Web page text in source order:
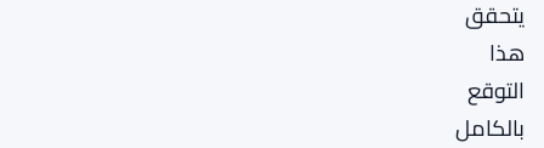
يتحقق
هذا
التوقع
بالكامل